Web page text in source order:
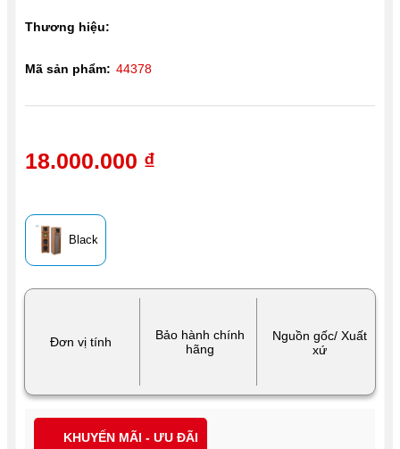
Đơn vị tính
Bảo hành chính
hãng
Nguồn gốc/ Xuất
xứ
Black
18.000.000 ₫
Thương hiệu:
Mã sản phẩm: 44378
KHUYẾN MÃI - ƯU ĐÃI